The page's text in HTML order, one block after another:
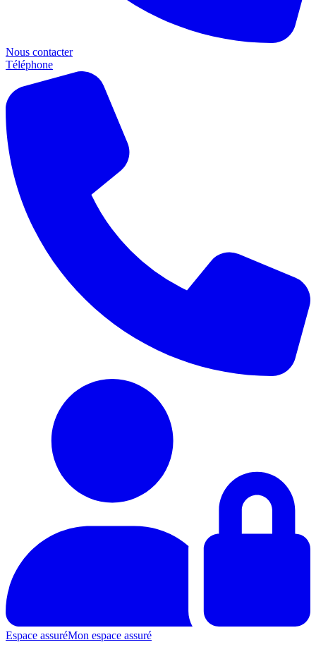
Nous contacter
Téléphone
Espace assuréMon espace assuré